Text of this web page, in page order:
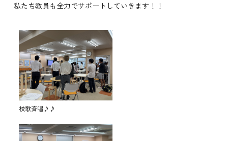
私たち教員も全力でサポートしていきます！！
校歌斉唱♪♪